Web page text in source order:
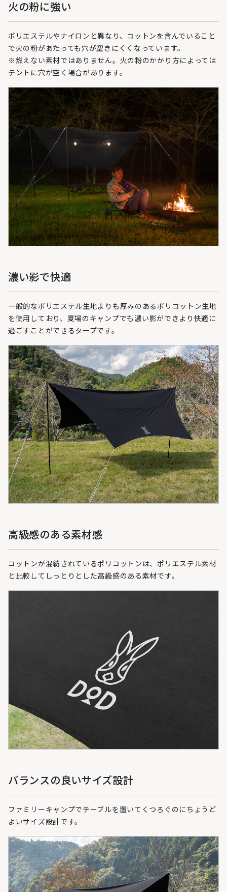
火の粉に強い
ポリエステルやナイロンと異なり、コットンを含んでいること
で火の粉があたっても穴が空きにくくなっています。
※燃えない素材ではありません。火の粉のかかり方によっては
テントに穴が空く場合があります。
濃い影で快適
一般的なポリエステル生地よりも厚みのあるポリコットン生地
を使用しており、夏場のキャンプでも濃い影ができより快適に
過ごすことができるタープです。
高級感のある素材感
コットンが混紡されているポリコットンは、ポリエステル素材
と比較してしっとりとした高級感のある素材です。
バランスの良いサイズ設計
ファミリーキャンプでテーブルを置いてくつろぐのにちょうど
よいサイズ設計です。